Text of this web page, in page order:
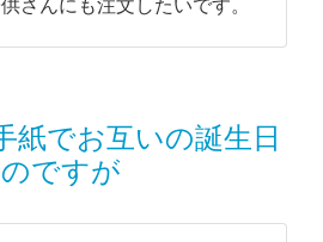
さんにも注文したいです。
紙でお互いの誕生日
ですが